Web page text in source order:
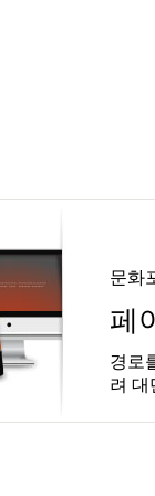
문화
페
경로
려 대